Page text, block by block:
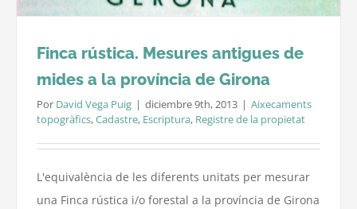
Finca rústica. Mesures antigues de
mides a la província de Girona
Por David Vega Puig | diciembre 9th, 2013 | Aixecaments
topogràfics,Cadastre, Escriptura, Registre de la propietat
L'equivalència de les diferents unitats per mesurar
una Finca rústica i/o forestal a la província de Girona